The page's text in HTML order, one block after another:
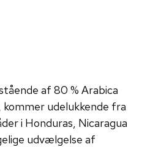
af 80 % Arabica
udelukkende fra
i Honduras, Nicaragua
udvælgelse af